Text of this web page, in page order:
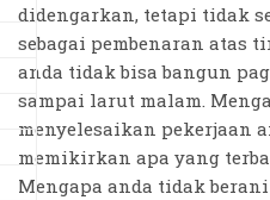
didengarkan, tetapi tidak
sebagai pembenaran atas
anda tidak bisa bangun
sampai larut malam.
menyelesaikan pekerjaan
memikirkan apa yang
Mengapa anda tidak